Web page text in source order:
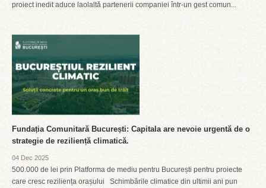
proiect inedit aduce laolaltă partenerii companiei într-un gest comun...
Fundația Comunitară București: Capitala are nevoie urgentă de o
strategie de reziliență climatică.
04 Dec 2025
500.000 de lei prin Platforma de mediu pentru București pentru proiecte
care cresc reziliența orașului Schimbările climatice din ultimii ani pun